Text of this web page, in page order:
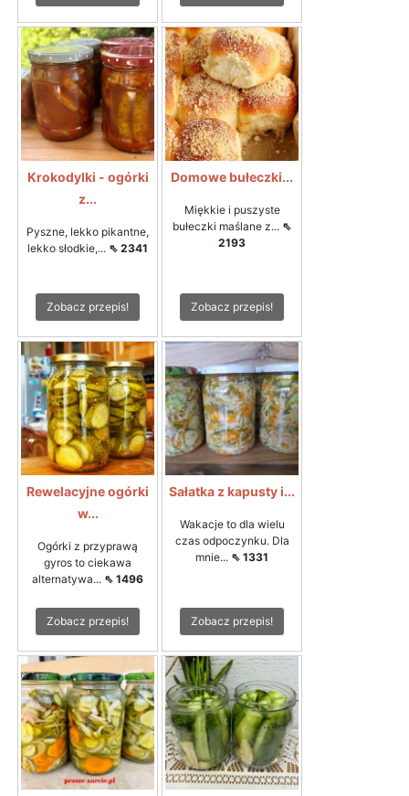
Krokodylki - ogórki
z...
Pyszne, lekko pikantne,
lekko słodkie,... ⇖ 2341
Zobacz przepis!
Domowe bułeczki...
Miękkie i puszyste
bułeczki maślane z... ⇖
2193
Zobacz przepis!
Rewelacyjne ogórki
w...
Ogórki z przyprawą
gyros to ciekawa
alternatywa... ⇖ 1496
Zobacz przepis!
Sałatka z kapusty i...
Wakacje to dla wielu
czas odpoczynku. Dla
mnie... ⇖ 1331
Zobacz przepis!